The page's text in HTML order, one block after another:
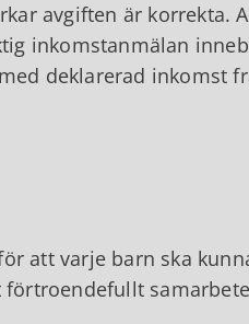
avgiften är korrekta.
inkomstanmälan
deklarerad inkomst
att varje barn ska